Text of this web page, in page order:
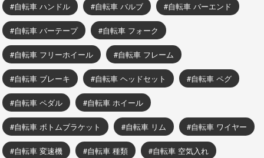
自転車 ハンドル 自転車 バルブ 自転車 バーエンド
自転車 バーテープ 自転車 フォーク
自転車 フリーホイール 自転車 フレーム
自転車 ブレーキ 自転車 ヘッドセット 自転車 ペグ
自転車 ペダル 自転車 ホイール
自転車 ボトムブラケット 自転車 リム 自転車 ワイヤー
自転車 変速機 自転車 種類 自転車 空気入れ